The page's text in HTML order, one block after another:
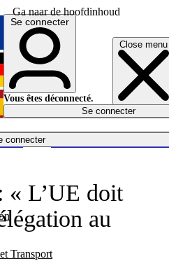
Ga naar de hoofdinhoud
Close menu
connecter
Transport
English
Deutsch
Español
Se connecter
Vous êtes déconnecté.
Se connecter
« L’UE doit
au